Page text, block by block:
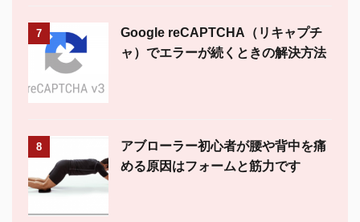
7
Google reCAPTCHA（リキャプチ
ャ）でエラーが続くときの解決方法
8
アブローラー初心者が腰や背中を痛
める原因はフォームと筋力です